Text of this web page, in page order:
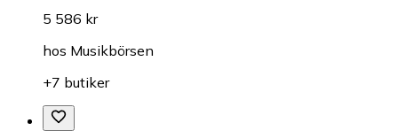
5 586 kr
hos Musikbörsen
+7 butiker